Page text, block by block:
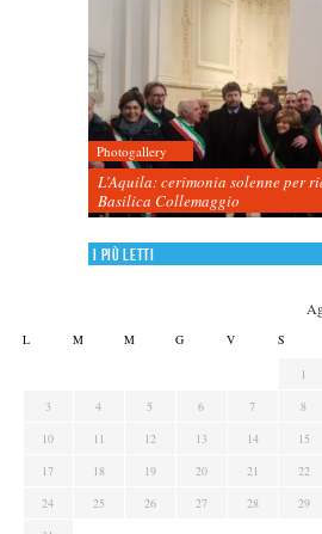
Photogallery
L’Aquila: cerimonia solenne per
Basilica Collemaggio
I più letti
L M M G V S
1
3
4 5 6 7 8
10
11 12 13 14 15
17
18 19 20 21 22
24
25 26 27 28 29